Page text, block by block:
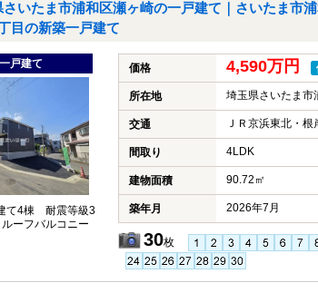
さいたま市浦和区瀬ヶ崎の一戸建て｜さいたま市
目の新築一戸建て
戸建て
て4棟 耐震等級3
フバルコニー
価格 4,590万円
所在地 埼玉県さいたま市
交通 ＪＲ京浜東北・
間取り 4LDK
建物面積 90.72㎡
築年月 2026年7月
30枚